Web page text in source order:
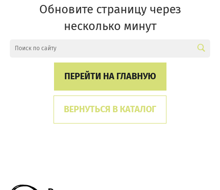
Обновите страницу через
несколько минут
ПЕРЕЙТИ НА ГЛАВНУЮ
ВЕРНУТЬСЯ В КАТАЛОГ